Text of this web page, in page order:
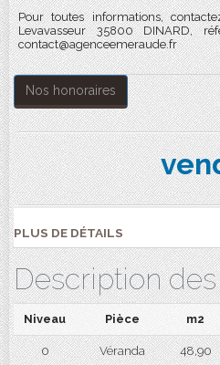
Pour toutes informations,
Levavasseur 35800 DINARD,
contact@agenceemeraude.fr
Nos honoraires
PLUS DE DÉTAILS
Description
Niveau Pièce m2
0 Véranda 48,90